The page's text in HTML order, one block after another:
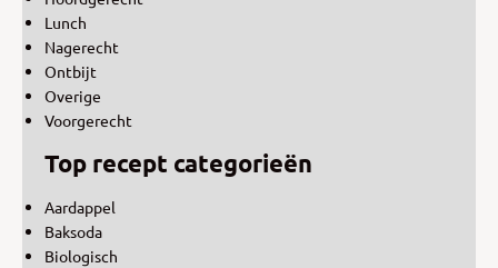
Lunch
Nagerecht
Ontbijt
Overige
Voorgerecht
Top recept categorieën
Aardappel
Baksoda
Biologisch